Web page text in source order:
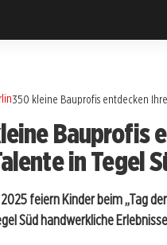
350 kleine Bauprofis entdecken
Bauprofis
in Tegel
2025 feiern Kinder beim „Tag
Süd handwerkliche